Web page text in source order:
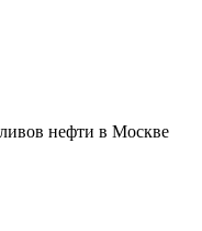
нефти в Москве